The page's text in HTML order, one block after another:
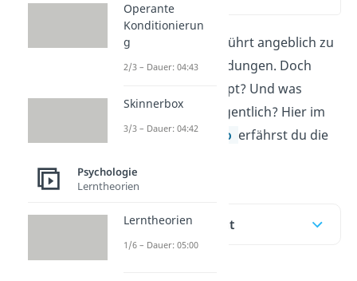
Rationales Denken
führt angeblich zu
den besten Entscheidungen. Doch
stimmt das überhaupt? Und was
bedeutet rational eigentlich? Hier im
Beitrag und imVideo erfährst du die
Inhaltsübersicht
Operante
Konditionierun
g
2/3 – Dauer: 04:43
Skinnerbox
3/3 – Dauer: 04:42
Psychologie
Lerntheorien
Lerntheorien
1/6 – Dauer: 05:00